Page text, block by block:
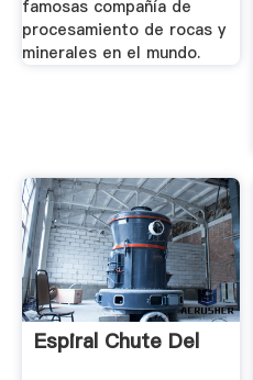
famosas compañía de
procesamiento de rocas y
minerales en el mundo.
Espiral Chute Del